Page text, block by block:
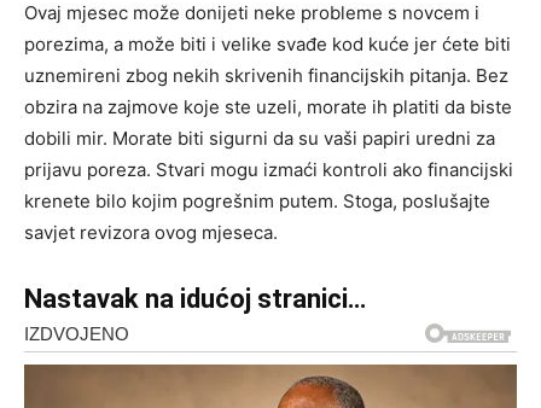
Ovaj mjesec može donijeti neke probleme s novcem i
porezima, a može biti i velike svađe kod kuće jer ćete biti
uznemireni zbog nekih skrivenih financijskih pitanja. Bez
obzira na zajmove koje ste uzeli, morate ih platiti da biste
dobili mir. Morate biti sigurni da su vaši papiri uredni za
prijavu poreza. Stvari mogu izmaći kontroli ako financijski
krenete bilo kojim pogrešnim putem. Stoga, poslušajte
savjet revizora ovog mjeseca.
Nastavak na idućoj stranici…